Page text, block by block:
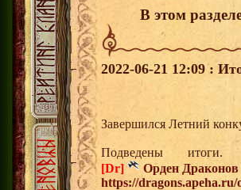
В этом
2022-06-21 12:09 :
Завершился Летний
Подведены итоги.
[Dr]
Орден Драконов
https://dragons.apeha.ru/